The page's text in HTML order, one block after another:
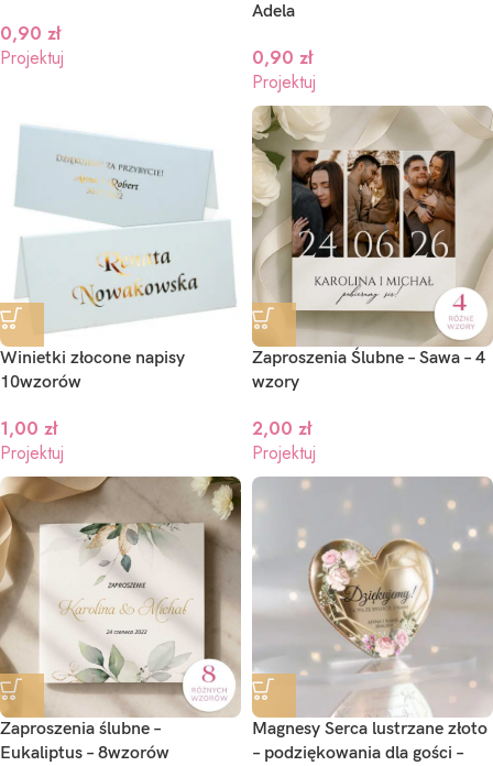
ślubne Brama ze
zł
Zaproszenia Ślubne – Sawa –
2,00
Projektuj
0,90 zł
Projektuj
Adela
0,90 zł
Projektuj
Winietki złocone napisy
10wzorów
1,00 zł
Projektuj
Zaproszenia Ślubne – Sawa – 4
wzory
2,00 zł
Projektuj
Zaproszenia ślubne –
Eukaliptus – 8wzorów
Magnesy Serca lustrzane złoto
– podziękowania dla gości –